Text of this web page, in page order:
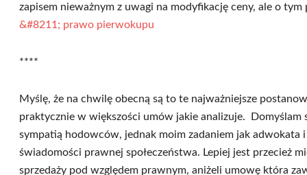
zapisem nieważnym z uwagi na modyfikację ceny, ale o tym
&#8211; prawo pierwokupu
****
Myślę, że na chwilę obecną są to te najważniejsze
praktycznie w większości umów jakie analizuje. Domyślam
sympatią hodowców, jednak moim zadaniem jak adwokata
świadomości prawnej społeczeństwa. Lepiej jest przecież
sprzedaży pod względem prawnym, aniżeli umowę która